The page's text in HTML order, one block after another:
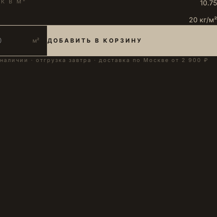
В М² 10.75
20 кг/м²
м² ДОБАВИТЬ В КОРЗИНУ
· отгрузка завтра · доставка по Москве от 2 900 ₽